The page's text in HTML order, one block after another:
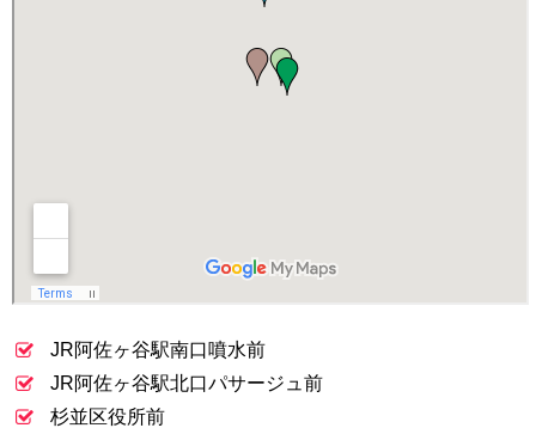
JR阿佐ヶ谷駅南口噴水前
JR阿佐ヶ谷駅北口パサージュ前
杉並区役所前